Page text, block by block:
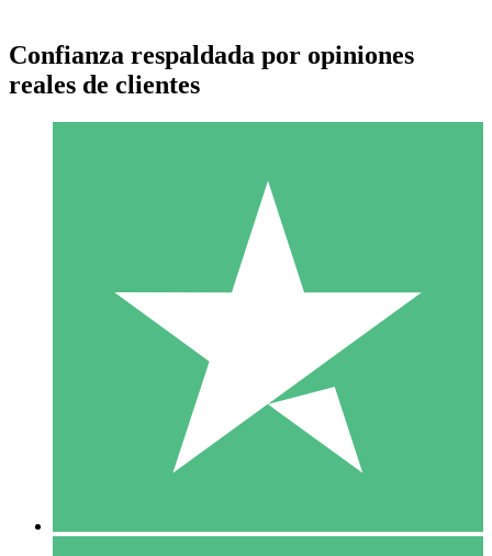
Paquetes de Créditos Individuales
Paga según el uso con créditos de descarga. Sin compromiso
10 00
Confianza respaldada por opiniones
reales de clientes